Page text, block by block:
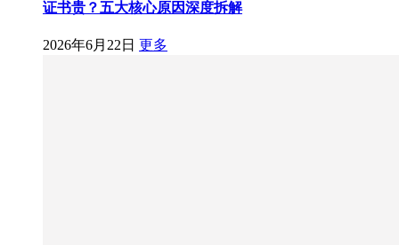
证书贵？五大核心原因深度拆解
2026年6月22日 更多